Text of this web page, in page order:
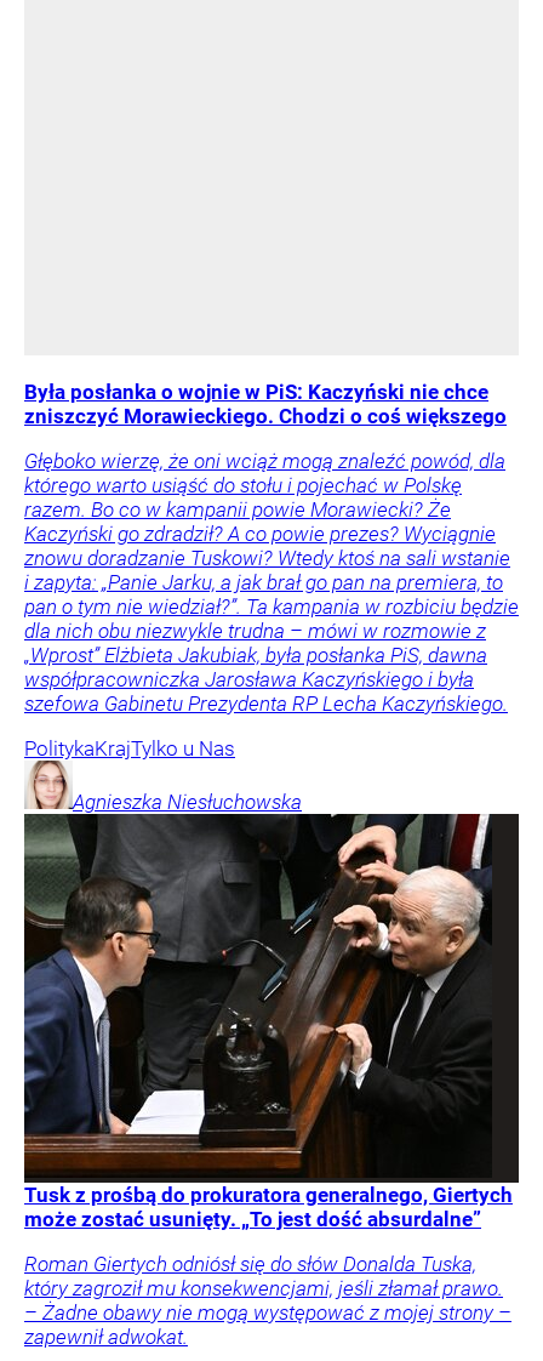
Była posłanka o wojnie w PiS: Kaczyński nie chce
zniszczyć Morawieckiego. Chodzi o coś większego
Głęboko wierzę, że oni wciąż mogą znaleźć powód, dla
którego warto usiąść do stołu i pojechać w Polskę
razem. Bo co w kampanii powie Morawiecki? Że
Kaczyński go zdradził? A co powie prezes? Wyciągnie
znowu doradzanie Tuskowi? Wtedy ktoś na sali wstanie
i zapyta: „Panie Jarku, a jak brał go pan na premiera, to
pan o tym nie wiedział?”. Ta kampania w rozbiciu będzie
dla nich obu niezwykle trudna – mówi w rozmowie z
„Wprost” Elżbieta Jakubiak, była posłanka PiS, dawna
współpracowniczka Jarosława Kaczyńskiego i była
szefowa Gabinetu Prezydenta RP Lecha Kaczyńskiego.
PolitykaKrajTylko u Nas
Agnieszka Niesłuchowska
Tusk z prośbą do prokuratora generalnego, Giertych
może zostać usunięty. „To jest dość absurdalne”
Roman Giertych odniósł się do słów Donalda Tuska,
który zagroził mu konsekwencjami, jeśli złamał prawo.
– Żadne obawy nie mogą występować z mojej strony –
zapewnił adwokat.